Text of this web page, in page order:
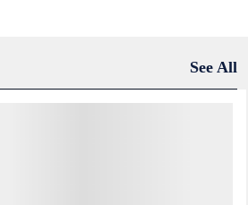
See All